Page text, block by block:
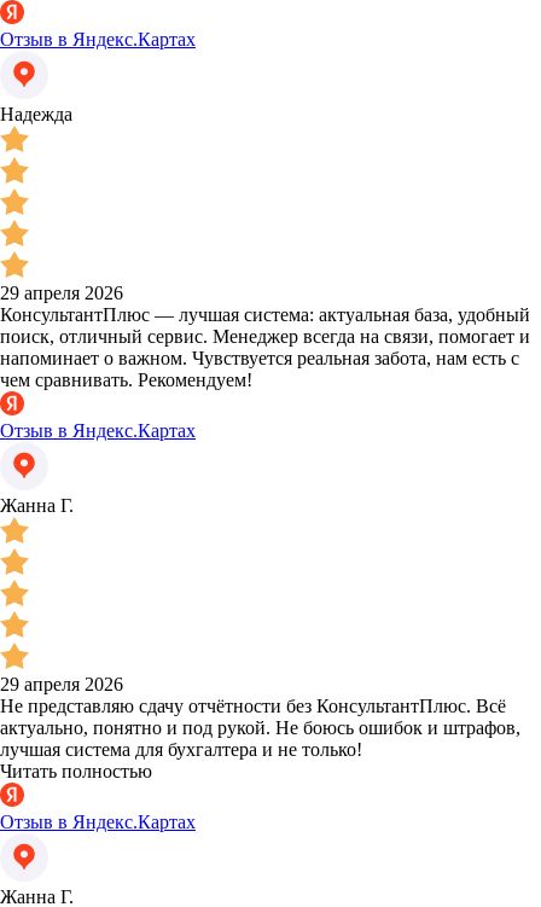
Отзыв в Яндекс.Картах
Надежда
29 апреля 2026
КонсультантПлюс — лучшая система: актуальная база, удобный
поиск, отличный сервис. Менеджер всегда на связи, помогает и
напоминает о важном. Чувствуется реальная забота, нам есть с
чем сравнивать. Рекомендуем!
Отзыв в Яндекс.Картах
Жанна Г.
29 апреля 2026
Не представляю сдачу отчётности без КонсультантПлюс. Всё
актуально, понятно и под рукой. Не боюсь ошибок и штрафов,
лучшая система для бухгалтера и не только!
Читать полностью
Отзыв в Яндекс.Картах
Жанна Г.